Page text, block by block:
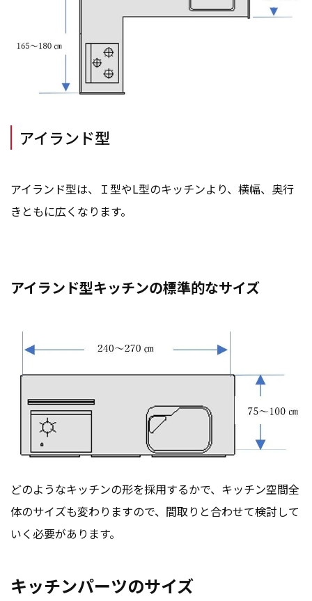
アイランド型
アイランド型は、Ｉ型やL型のキッチンより、横幅、奥行
きともに広くなります。
アイランド型キッチンの標準的なサイズ
どのようなキッチンの形を採用するかで、キッチン空間全
体のサイズも変わりますので、間取りと合わせて検討して
いく必要があります。
キッチンパーツのサイズ